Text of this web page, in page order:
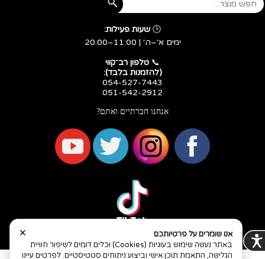
🕒 שעות פעילות:
ימים א׳–ה׳ | 11:00–20:00
​​​​​​​📞 טלפון רב־קווי
(להזמנות בלבד):
054-527-7443
051-542-2912
אנחנו חברתיים ואתם?
×
אנו שומרים על פרטיותכם
באתר נעשה שימוש בעוגיות (Cookies) וכלים דומים לשיפור חוויית
הגלישה, התאמת תוכן אישי וביצוע ניתוחים סטטיסטיים. לפרטים עיינו